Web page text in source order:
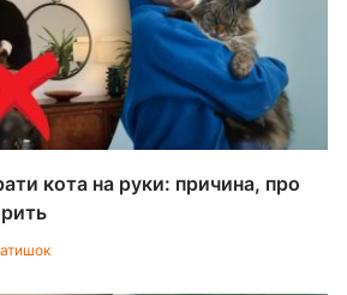
кота на руки: причина, про